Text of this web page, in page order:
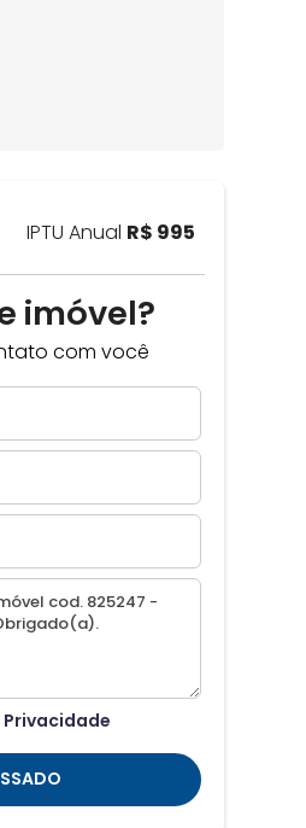
IPTU Anual R$ 995
imóvel?
com você